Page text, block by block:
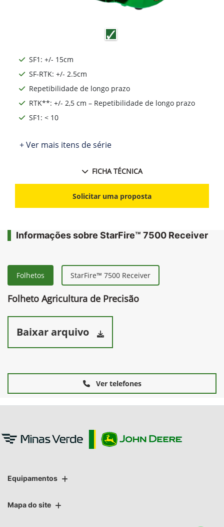
SF1: +/- 15cm
SF-RTK: +/- 2.5cm
Repetibilidade de longo prazo
RTK**: +/- 2,5 cm – Repetibilidade de longo prazo
SF1: < 10
+ Ver mais itens de série
FICHA TÉCNICA
Solicitar uma proposta
Informações sobre StarFire™ 7500 Receiver
Folhetos StarFire™ 7500 Receiver
Folheto Agricultura de Precisão
Baixar arquivo
Ver telefones
Equipamentos
Mapa do site